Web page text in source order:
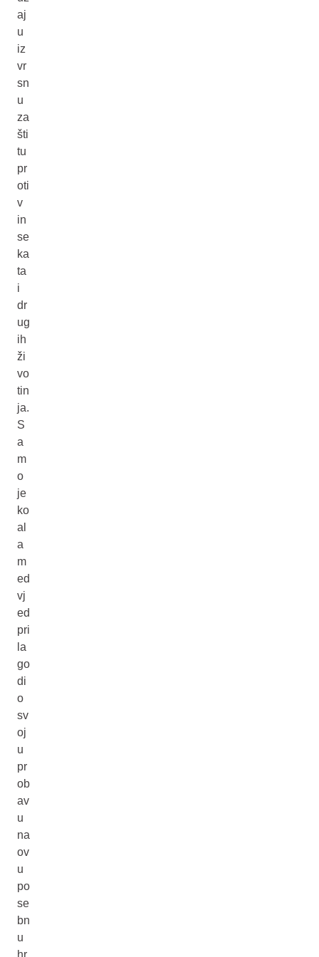
aj
u
iz
vr
sn
u
za
šti
tu
pr
oti
v
in
se
ka
ta
i
dr
ug
ih
ži
vo
tin
ja.
S
a
m
o
je
ko
al
a
m
ed
vj
ed
pri
la
go
di
o
sv
oj
u
pr
ob
av
u
na
ov
u
po
se
bn
u
hr